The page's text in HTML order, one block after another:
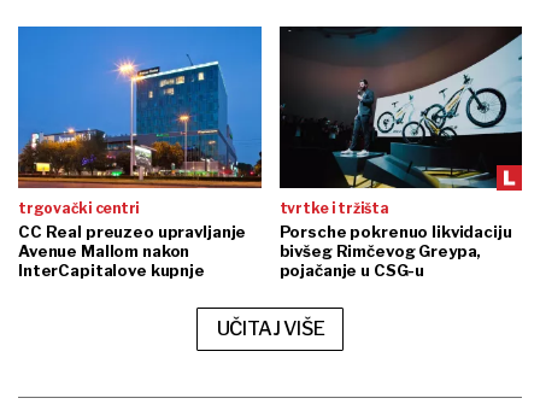
trgovački centri
CC Real preuzeo upravljanje
Avenue Mallom nakon
InterCapitalove kupnje
tvrtke i tržišta
Porsche pokrenuo likvidaciju
bivšeg Rimčevog Greypa,
pojačanje u CSG-u
UČITAJ VIŠE